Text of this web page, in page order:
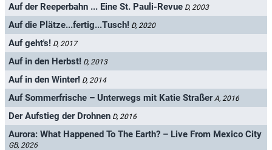
Auf der Reeperbahn ... Eine St. Pauli-Revue D, 2003
Auf die Plätze...fertig...Tusch! D, 2020
Auf geht's! D, 2017
Auf in den Herbst! D, 2013
Auf in den Winter! D, 2014
Auf Sommerfrische – Unterwegs mit Katie Straßer A, 2016
Der Aufstieg der Drohnen D, 2016
Aurora: What Happened To The Earth? – Live From Mexico City
GB, 2026